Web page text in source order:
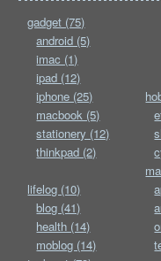
gadget (75)
android (5)
imac (1)
ipad (12)
iphone (25)
macbook (5)
stationery (12)
thinkpad (2)
lifelog (10)
blog (41)
health (14)
moblog (14)